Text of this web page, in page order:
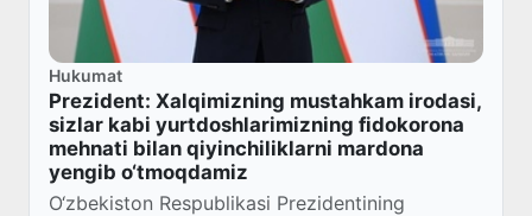
Hukumat
Prezident: Xalqimizning mustahkam irodasi,
sizlar kabi yurtdoshlarimizning fidokorona
mehnati bilan qiyinchiliklarni mardona
yengib o‘tmoqdamiz
O‘zbekiston Respublikasi Prezidentining